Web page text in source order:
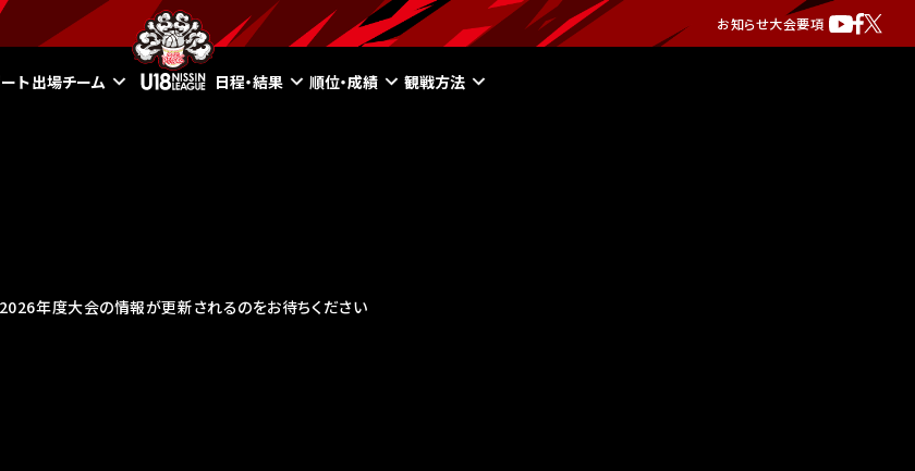
お知らせ大会要項
ト出場チーム 日程・結果 順位・成績 観戦方法
2026年度大会の情報が更新されるのをお待ちください